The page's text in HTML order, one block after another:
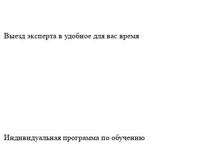
Выезд эксперта в удобное для вас время
Индивидуальная программа по обучению